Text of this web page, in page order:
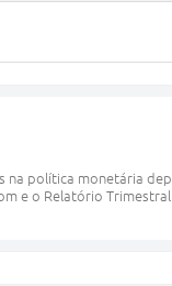
na política monetária
e o Relatório